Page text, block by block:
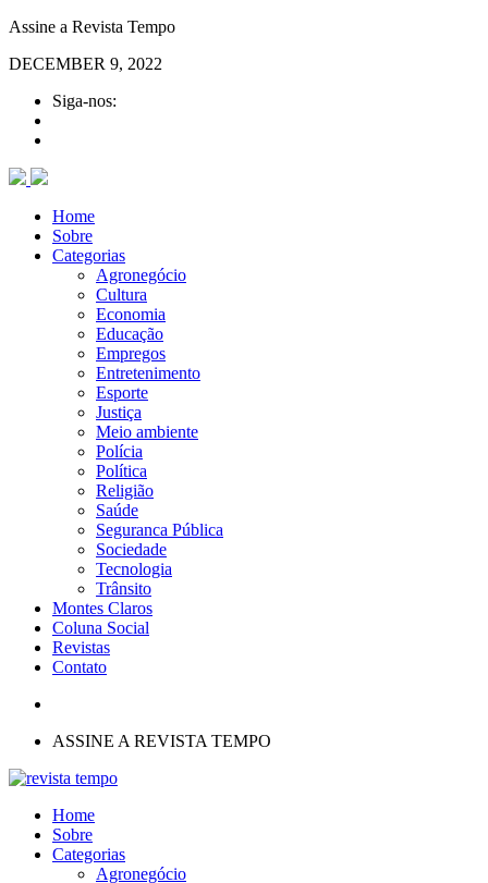
Assine a Revista Tempo
DECEMBER 9, 2022
Siga-nos:
Home
Sobre
Categorias
Agronegócio
Cultura
Economia
Educação
Empregos
Entretenimento
Esporte
Justiça
Meio ambiente
Polícia
Política
Religião
Saúde
Seguranca Pública
Sociedade
Tecnologia
Trânsito
Montes Claros
Coluna Social
Revistas
Contato
ASSINE A REVISTA TEMPO
Home
Sobre
Categorias
Agronegócio